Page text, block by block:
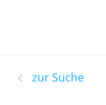
zur Suche